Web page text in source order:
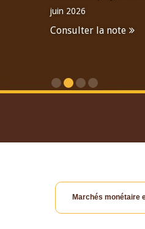
juin 2026
Consulter la note
Marchés monétaire